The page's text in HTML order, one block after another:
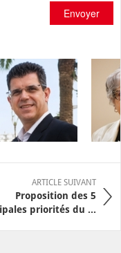
Envoyer
ARTICLE SUIVANT
Proposition des 5
priorités du ...